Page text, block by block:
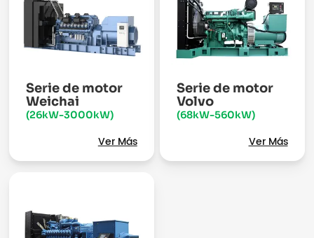
Serie de motor
Weichai
(26kW-3000kW)
Ver Más
Serie de motor
Volvo
(68kW-560kW)
Ver Más